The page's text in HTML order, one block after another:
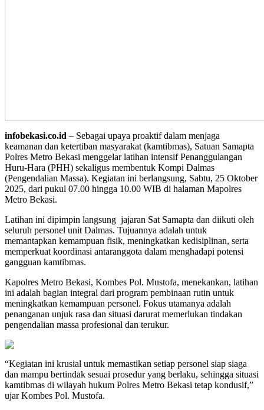
infobekasi.co.id – Sebagai upaya proaktif dalam menjaga
keamanan dan ketertiban masyarakat (kamtibmas), Satuan Samapta
Polres Metro Bekasi menggelar latihan intensif Penanggulangan
Huru-Hara (PHH) sekaligus membentuk Kompi Dalmas
(Pengendalian Massa). Kegiatan ini berlangsung, Sabtu, 25 Oktober
2025, dari pukul 07.00 hingga 10.00 WIB di halaman Mapolres
Metro Bekasi.
Latihan ini dipimpin langsung jajaran Sat Samapta dan diikuti oleh
seluruh personel unit Dalmas. Tujuannya adalah untuk
memantapkan kemampuan fisik, meningkatkan kedisiplinan, serta
memperkuat koordinasi antaranggota dalam menghadapi potensi
gangguan kamtibmas.
Kapolres Metro Bekasi, Kombes Pol. Mustofa, menekankan, latihan
ini adalah bagian integral dari program pembinaan rutin untuk
meningkatkan kemampuan personel. Fokus utamanya adalah
penanganan unjuk rasa dan situasi darurat memerlukan tindakan
pengendalian massa profesional dan terukur.
“Kegiatan ini krusial untuk memastikan setiap personel siap siaga
dan mampu bertindak sesuai prosedur yang berlaku, sehingga situasi
kamtibmas di wilayah hukum Polres Metro Bekasi tetap kondusif,”
ujar Kombes Pol. Mustofa.